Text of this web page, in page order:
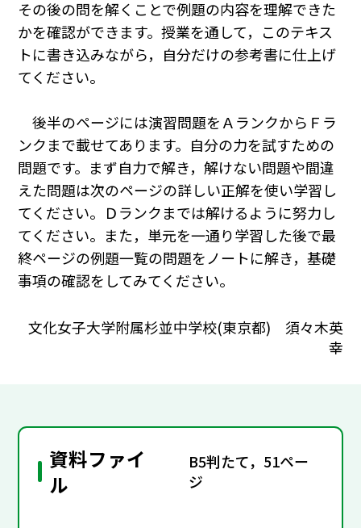
その後の問を解くことで例題の内容を理解できた
かを確認ができます。授業を通して，このテキス
トに書き込みながら，自分だけの参考書に仕上げ
てください。
後半のページには演習問題をＡランクからＦラ
ンクまで載せてあります。自分の力を試すための
問題です。まず自力で解き，解けない問題や間違
えた問題は次のページの詳しい正解を使い学習し
てください。Ｄランクまでは解けるように努力し
てください。また，単元を一通り学習した後で最
終ページの例題一覧の問題をノートに解き，基礎
事項の確認をしてみてください。
文化女子大学附属杉並中学校(東京都) 須々木英
幸
資料ファイ
ル
B5判たて，51ペー
ジ